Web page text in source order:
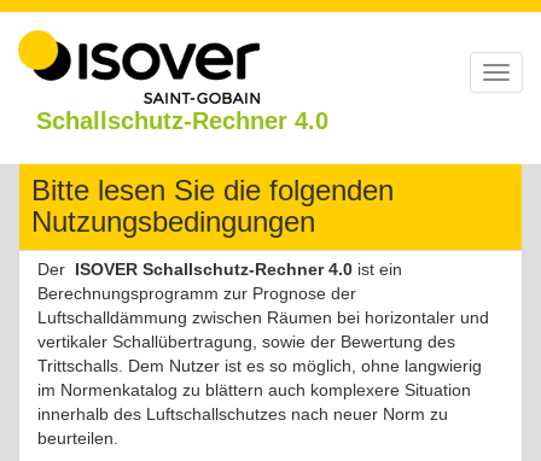
Schallschutz-Rechner 4.0
Bitte lesen Sie die folgenden
Nutzungsbedingungen
Der ISOVER Schallschutz-Rechner 4.0 ist ein
Berechnungsprogramm zur Prognose der
Luftschalldämmung zwischen Räumen bei horizontaler und
vertikaler Schallübertragung, sowie der Bewertung des
Trittschalls. Dem Nutzer ist es so möglich, ohne langwierig
im Normenkatalog zu blättern auch komplexere Situation
innerhalb des Luftschallschutzes nach neuer Norm zu
beurteilen.